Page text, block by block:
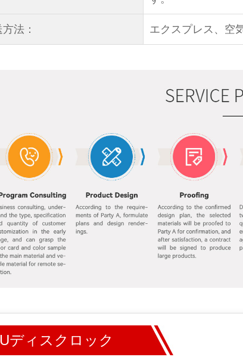
法： エクスプレス、空
ディスクロック